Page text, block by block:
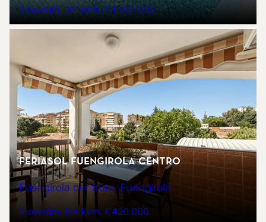
3 sovrum 201 kvm €1 590 000
Feriasol Fuengirola Centro
Fuengirola centrum, Fuengirola
3 sovrum 124 kvm €420 000